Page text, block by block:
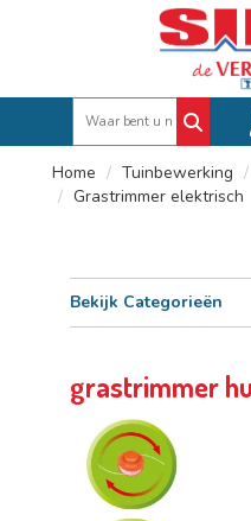
Home Tuinbewerking
Grastrimmer elektrisch
Bekijk Categorieën
grastrimmer